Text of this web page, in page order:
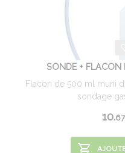
SONDE +
Flacon de 500 ml muni
sondage
10.67